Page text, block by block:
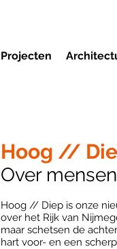
Projecten
Hoog //
Over
Hoog // Diep is onze
over het Rijk van
maar schetsen de
hart voor- en een